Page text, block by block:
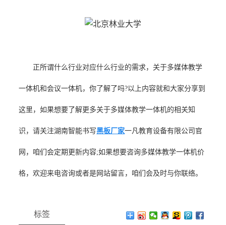
正所谓什么行业对应什么行业的需求，关于多媒体教学
一体机和会议一体机，你了解了吗?以上内容就和大家分享到
这里，如果想要了解更多关于多媒体教学一体机的相关知
识，请关注湖南智能书写黑板厂家一凡教育设备有限公司官
网，咱们会定期更新内容;如果想要咨询多媒体教学一体机价
格，欢迎来电咨询或者是网站留言，咱们会及时与你联络。
标签